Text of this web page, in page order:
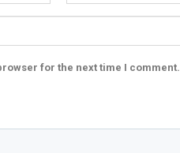
for the next time I comment.